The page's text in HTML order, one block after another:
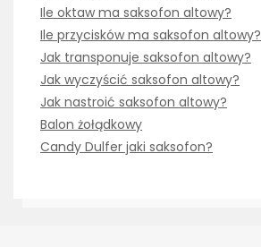
Ile oktaw ma saksofon altowy?
Ile przycisków ma saksofon altowy?
Jak transponuje saksofon altowy?
Jak wyczyścić saksofon altowy?
Jak nastroić saksofon altowy?
Balon żołądkowy
Candy Dulfer jaki saksofon?